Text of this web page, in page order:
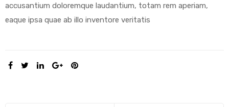
accusantium doloremque laudantium, totam rem aperiam,
eaque ipsa quae ab illo inventore veritatis
SHARE: